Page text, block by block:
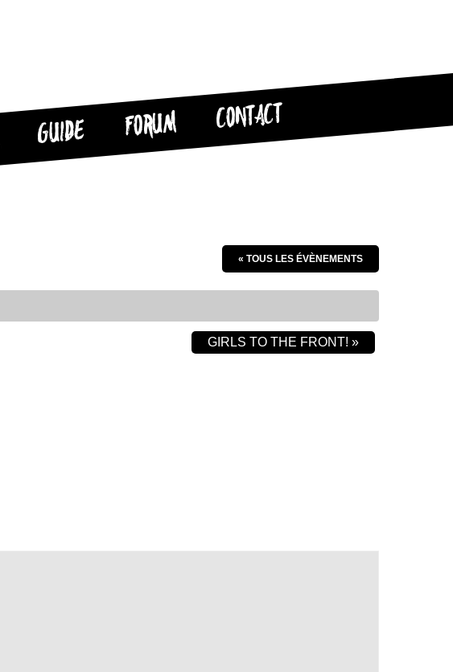
GUIDE FORUM CONTACT
« TOUS LES ÉVÈNEMENTS
GIRLS TO THE FRONT! »